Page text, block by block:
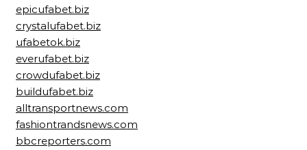
epicufabet.biz
crystalufabet.biz
ufabetok.biz
everufabet.biz
crowdufabet.biz
buildufabet.biz
alltransportnews.com
fashiontrandsnews.com
bbcreporters.com